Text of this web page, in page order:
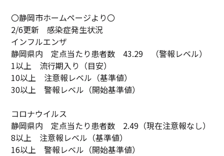
〇静岡市ホームページより〇
2/6更新 感染症発生状況
インフルエンザ
静岡県内 定点当たり患者数 43.29 （警報レベル）
1以上 流行期入り（目安）
10以上 注意報レベル（基準値）
30以上 警報レベル（開始基準値）
コロナウイルス
静岡県内 定点当たり患者数 2.49（現在注意報なし）
8以上 注意報レベル（基準値）
16以上 警報レベル（開始基準値）